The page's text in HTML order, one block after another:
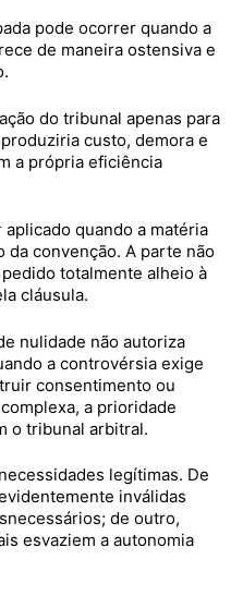
pode ocorrer quando a
de maneira ostensiva e
do tribunal apenas para
custo, demora e
a própria eficiência
quando a matéria
da convenção. A parte não
totalmente alheio à
cláusula.
nulidade não autoriza
a controvérsia exige
consentimento ou
a prioridade
o tribunal arbitral.
legítimas. De
inválidas
de outro,
esvaziem a autonomia